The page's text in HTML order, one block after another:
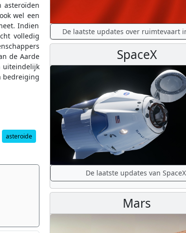
asteroïden
wel een
Indien
volledig
de Aarde
uiteindelijk
bedreiging
asteroide
De laatste updates over ruimtevaart
SpaceX
De laatste updates van
Mars